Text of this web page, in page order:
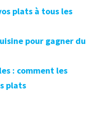
plats à tous les
pour gagner du
: comment les
plats